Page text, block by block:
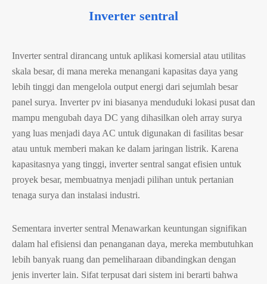
Inverter sentral
Inverter sentral dirancang untuk aplikasi komersial atau utilitas
skala besar, di mana mereka menangani kapasitas daya yang
lebih tinggi dan mengelola output energi dari sejumlah besar
panel surya. Inverter pv ini biasanya menduduki lokasi pusat dan
mampu mengubah daya DC yang dihasilkan oleh array surya
yang luas menjadi daya AC untuk digunakan di fasilitas besar
atau untuk memberi makan ke dalam jaringan listrik. Karena
kapasitasnya yang tinggi, inverter sentral sangat efisien untuk
proyek besar, membuatnya menjadi pilihan untuk pertanian
tenaga surya dan instalasi industri.
Sementara inverter sentral Menawarkan keuntungan signifikan
dalam hal efisiensi dan penanganan daya, mereka membutuhkan
lebih banyak ruang dan pemeliharaan dibandingkan dengan
jenis inverter lain. Sifat terpusat dari sistem ini berarti bahwa